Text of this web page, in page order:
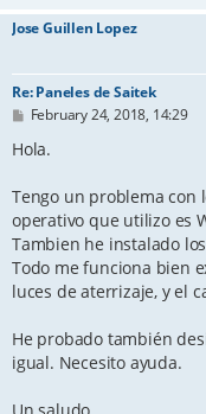
Jose Guillen Lopez
Re: Paneles de Saitek
P
s
February 24, 2018, 14:29
Hola.
Tengo un problema con
operativo que utilizo es
Tambien he instalado
Todo me funciona bien
luces de aterrizaje, y el
He probado también
igual. Necesito ayuda.